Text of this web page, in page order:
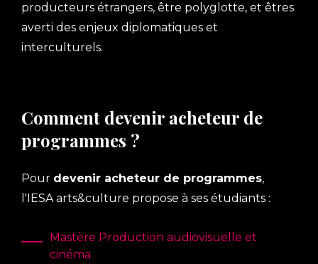
producteurs étrangers, être polyglotte, et êtres
averti des enjeux diplomatiques et
interculturels.
Comment devenir acheteur de
programmes ?
Pour devenir acheteur de programmes,
l'IESA arts&culture propose à ses étudiants :
Mastère Production audiovisuelle et
cinéma